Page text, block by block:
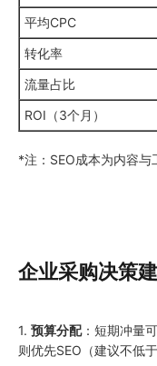
平均CPC
转化率
流量占比
ROI（3个月）
*注：SEO成本为内容与
企业采购决策
1. 预算分配：短期冲量
则优先SEO（建议不低